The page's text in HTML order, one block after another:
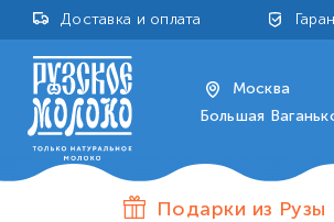
Доставка и оплата
Москва
Большая
Подарки из Рузы